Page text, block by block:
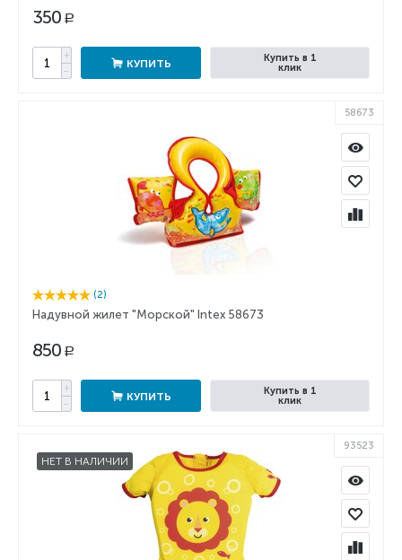
350 Р
+
−
КУПИТЬ
Купить в 1
клик
58673
(2)
Надувной жилет "Морской" Intex 58673
850 Р
+
−
КУПИТЬ
Купить в 1
клик
НЕТ В НАЛИЧИИ
93523